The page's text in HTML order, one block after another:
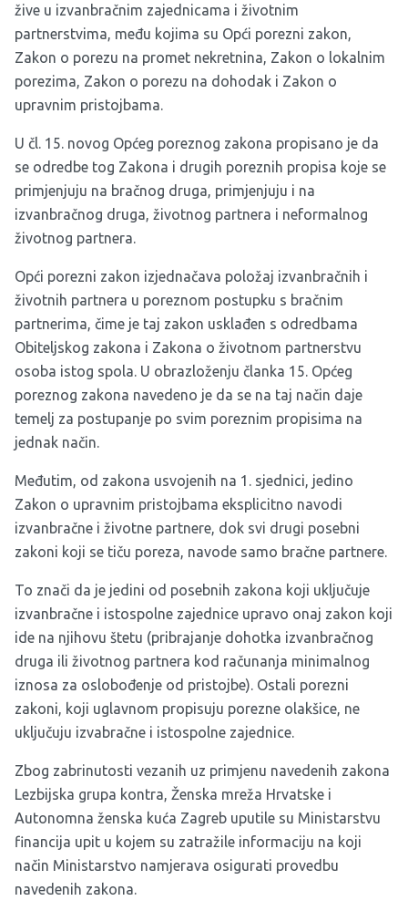
žive u izvanbračnim zajednicama i životnim
partnerstvima, među kojima su Opći porezni zakon,
Zakon o porezu na promet nekretnina, Zakon o lokalnim
porezima, Zakon o porezu na dohodak i Zakon o
upravnim pristojbama.
U čl. 15. novog Općeg poreznog zakona propisano je da
se odredbe tog Zakona i drugih poreznih propisa koje se
primjenjuju na bračnog druga, primjenjuju i na
izvanbračnog druga, životnog partnera i neformalnog
životnog partnera.
Opći porezni zakon izjednačava položaj izvanbračnih i
životnih partnera u poreznom postupku s bračnim
partnerima, čime je taj zakon usklađen s odredbama
Obiteljskog zakona i Zakona o životnom partnerstvu
osoba istog spola. U obrazloženju članka 15. Općeg
poreznog zakona navedeno je da se na taj način daje
temelj za postupanje po svim poreznim propisima na
jednak način.
Međutim, od zakona usvojenih na 1. sjednici, jedino
Zakon o upravnim pristojbama eksplicitno navodi
izvanbračne i životne partnere, dok svi drugi posebni
zakoni koji se tiču poreza, navode samo bračne partnere.
To znači da je jedini od posebnih zakona koji uključuje
izvanbračne i istospolne zajednice upravo onaj zakon koji
ide na njihovu štetu (pribrajanje dohotka izvanbračnog
druga ili životnog partnera kod računanja minimalnog
iznosa za oslobođenje od pristojbe). Ostali porezni
zakoni, koji uglavnom propisuju porezne olakšice, ne
uključuju izvabračne i istospolne zajednice.
Zbog zabrinutosti vezanih uz primjenu navedenih zakona
Lezbijska grupa kontra, Ženska mreža Hrvatske i
Autonomna ženska kuća Zagreb uputile su Ministarstvu
financija upit u kojem su zatražile informaciju na koji
način Ministarstvo namjerava osigurati provedbu
navedenih zakona.